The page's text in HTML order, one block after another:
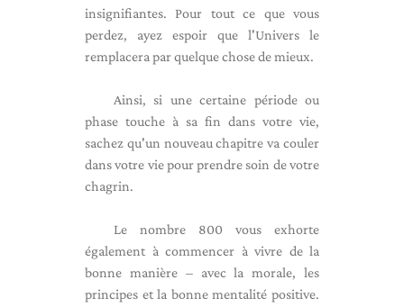
insignifiantes. Pour tout ce que vous
perdez, ayez espoir que l'Univers le
remplacera par quelque chose de mieux.
Ainsi, si une certaine période ou
phase touche à sa fin dans votre vie,
sachez qu'un nouveau chapitre va couler
dans votre vie pour prendre soin de votre
chagrin.
Le nombre 800 vous exhorte
également à commencer à vivre de la
bonne manière – avec la morale, les
principes et la bonne mentalité positive.